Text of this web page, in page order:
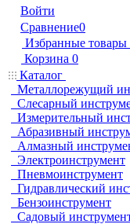
Войти
Сравнение0
Избранные товары
Корзина 0
Каталог
Металлорежущий
Слесарный
Измерительный
Абразивный
Алмазный
Электроинструмент
Пневмоинструмент
Гидравлический
Бензоинструмент
Садовый